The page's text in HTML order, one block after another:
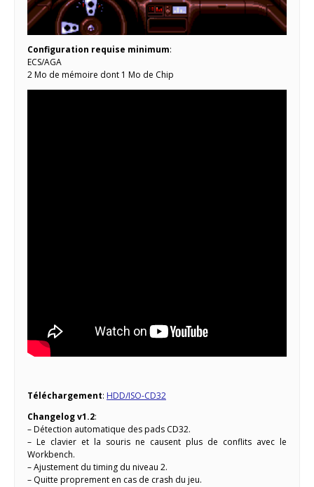
Configuration requise minimum:
ECS/AGA
2 Mo de mémoire dont 1 Mo de Chip
Téléchargement: HDD/ISO-CD32
Changelog v1.2:
– Détection automatique des pads CD32.
– Le clavier et la souris ne causent plus de conflits avec le
Workbench.
– Ajustement du timing du niveau 2.
– Quitte proprement en cas de crash du jeu.